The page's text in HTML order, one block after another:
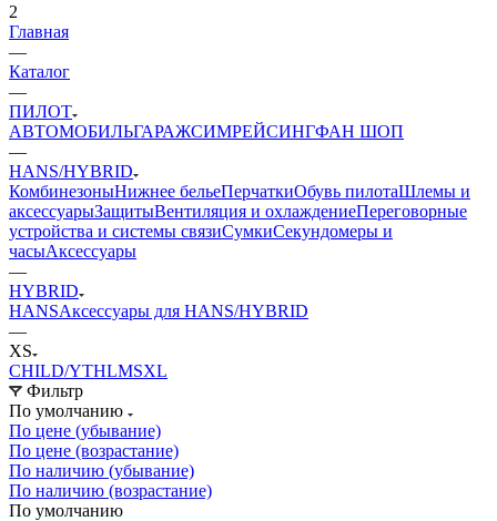
2
Главная
—
Каталог
—
ПИЛОТ
АВТОМОБИЛЬГАРАЖСИМРЕЙСИНГФАН ШОП
—
HANS/HYBRID
КомбинезоныНижнее бельеПерчаткиОбувь пилотаШлемы и
аксессуарыЗащитыВентиляция и охлаждениеПереговорные
устройства и системы связиСумкиСекундомеры и
часыАксессуары
—
HYBRID
HANSАксессуары для HANS/HYBRID
—
XS
CHILD/YTHLMSXL
Фильтр
По умолчанию
По цене (убывание)
По цене (возрастание)
По наличию (убывание)
По наличию (возрастание)
По умолчанию